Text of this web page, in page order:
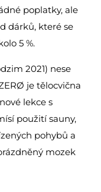
poplatky, ale
dárků, které se
5 %.
2021) nese
je tělocvična
lekce s
použití sauny,
pohybů a
mozek